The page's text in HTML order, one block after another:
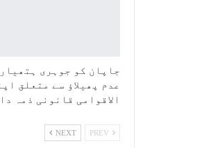
جاپان کو جوہری
عدم پھیلاؤ سے متعلق
الاقوامی قانونی ذمہ
NEXT